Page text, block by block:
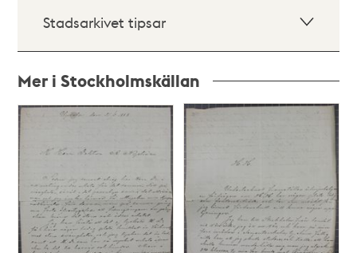
Stadsarkivet tipsar
Mer i Stockholmskällan
Relaterade
och